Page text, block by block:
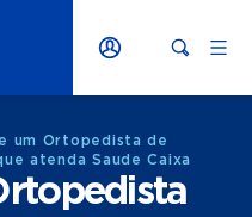
um Ortopedista de
atenda Saude Caixa